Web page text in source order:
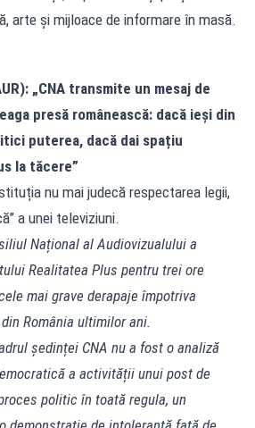
arte şi mijloace de informare în masă.
„CNA transmite un mesaj de
presă românească: dacă ieși din
puterea, dacă dai spațiu
la tăcere”
nu mai judecă respectarea legii,
a unei televiziuni.
Național al Audiovizualului a
Realitatea Plus pentru trei ore
mai grave derapaje împotriva
România ultimilor ani.
ședinței CNA nu a fost o analiză
a activității unui post de
politic în toată regula, un